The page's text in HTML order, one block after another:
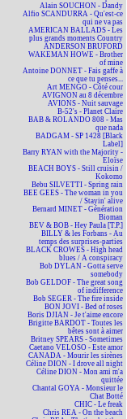
Alain SOUCHON - Dandy
Alfio SCANDURRA - Qu'est-ce
qui ne va pas
AMERICAN BALLADS - Les
plus grands moments Country
ANDERSON BRUFORD
WAKEMAN HOWE - Brother
of mine
Antoine DONNET - Fais gaffe à
ce que tu penses...
Art MENGO - Côté cour
AVIGNON au 8 décembre
AVIONS - Nuit sauvage
B-52's - Planet Claire
BAB & ROLANDO 808 - Mas
que nada
BADGAM - SP 1428 [Black
Label]
Barry RYAN with the Majority -
Eloïse
BEACH BOYS - Still cruisin /
Kokomo
Bebu SILVETTI - Spring rain
BEE GEES - The woman in you
/ Stayin' alive
Bernard MINET - Génération
Bioman
BEV & BOB - Hey Paula [T.P.]
BILLY & les Forbans - Au
temps des surprises-parties
BLACK CROWES - High head
blues / A conspiracy
Bob DYLAN - Gotta serve
somebody
Bob GELDOF - The great song
of indifference
Bob SEGER - The fire inside
BON JOVI - Bed of roses
Boris DJIAN - Je t'aime encore
Brigitte BARDOT - Toutes les
bêtes sont à aimer
Britney SPEARS - Sometimes
Caetano VELOSO - Este amor
CANADA - Mourir les sirènes
Céline DION - I drove all night
Céline DION - Mon ami m'a
quittée
Chantal GOYA - Monsieur le
Chat Botté
CHIC - Le freak
Chris REA - On the beach